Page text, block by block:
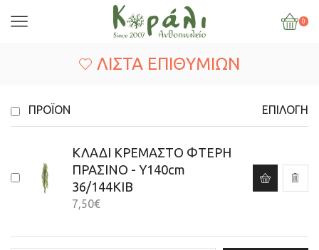
0
ΛΊΣΤΑ ΕΠΙΘΥΜΙΏΝ
ΠΡΟΪΌΝ ΕΠΙΛΟΓΉ
ΚΛΑΔΙ ΚΡΕΜΑΣΤΟ ΦΤΕΡΗ
ΠΡΑΣΙΝΟ - Y140cm
36/144ΚΙΒ
7,50€